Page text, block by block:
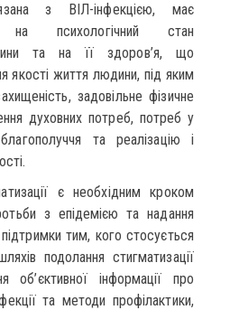
з ВІЛ-інфекцією, має
на психологічний стан
та на її здоров’я, що
якості життя людини, під яким
задовільне фізичне
духовних потреб, потреб у
благополуччя та реалізацію і
є необхідним кроком
з епідемією та надання
тим, кого стосується
подолання стигматизації
об’єктивної інформації про
та методи профілактики,